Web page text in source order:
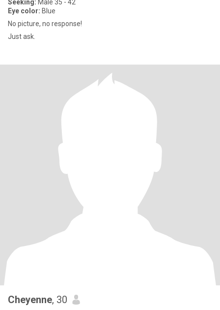
Seeking: Male 35 - 42
Eye color: Blue
No picture, no response!
Just ask.
Cheyenne, 30